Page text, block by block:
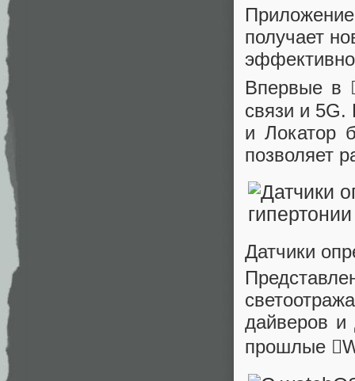
получает
Впервые в
связи и 5G.
и Локатор
позволяет
Датчики
дайверов и
прошлые